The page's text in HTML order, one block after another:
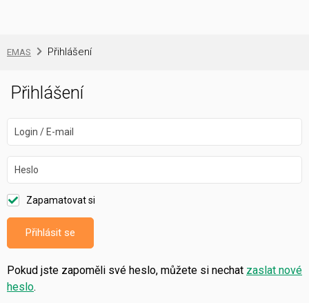
EMAS Přihlášení
Přihlášení
Login / E-mail
Heslo
Zapamatovat si
Přihlásit se
Pokud jste zapoměli své heslo, můžete si nechat zaslat nové
heslo.